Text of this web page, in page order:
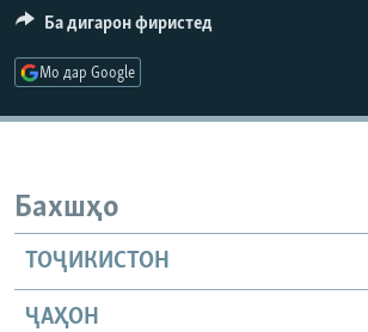
Ба дигарон фиристед
Мо дар Google
Бахшҳо
ТОҶИКИСТОН
ҶАҲОН